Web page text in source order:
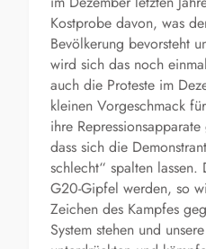
Kostprobe davon, was
Bevölkerung bevorsteht
wird sich das noch
auch die Proteste im
kleinen Vorgeschmack
ihre
dass sich die
schlecht“ spalten
G20-Gipfel werden, so
Zeichen des Kampfes
System stehen und